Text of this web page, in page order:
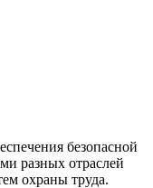
безопасной
разных отраслей
охраны труда.